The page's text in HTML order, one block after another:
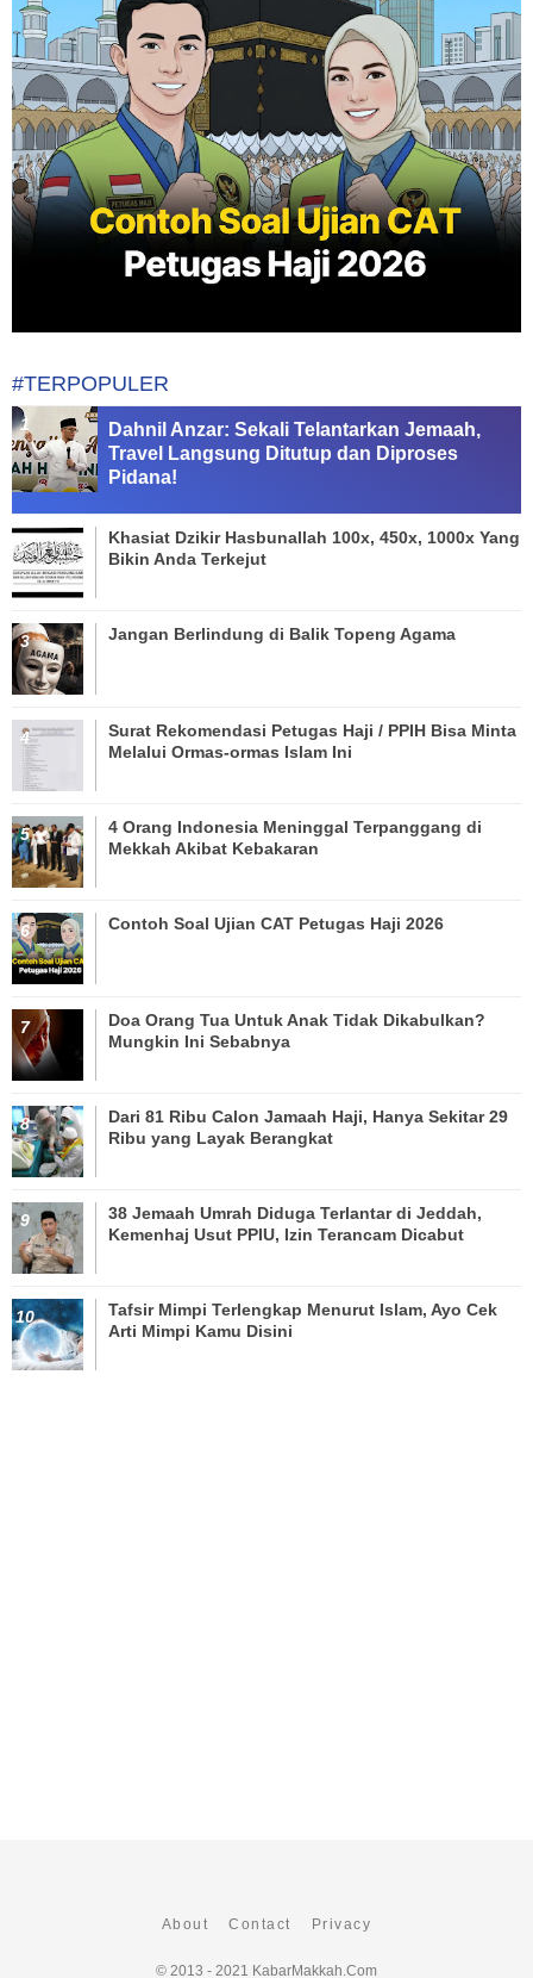
#TERPOPULER
Dahnil Anzar: Sekali Telantarkan Jemaah,
Travel Langsung Ditutup dan Diproses
Pidana!
Khasiat Dzikir Hasbunallah 100x, 450x, 1000x Yang
Bikin Anda Terkejut
Jangan Berlindung di Balik Topeng Agama
Surat Rekomendasi Petugas Haji / PPIH Bisa Minta
Melalui Ormas-ormas Islam Ini
4 Orang Indonesia Meninggal Terpanggang di
Mekkah Akibat Kebakaran
Contoh Soal Ujian CAT Petugas Haji 2026
Doa Orang Tua Untuk Anak Tidak Dikabulkan?
Mungkin Ini Sebabnya
Dari 81 Ribu Calon Jamaah Haji, Hanya Sekitar 29
Ribu yang Layak Berangkat
38 Jemaah Umrah Diduga Terlantar di Jeddah,
Kemenhaj Usut PPIU, Izin Terancam Dicabut
Tafsir Mimpi Terlengkap Menurut Islam, Ayo Cek
Arti Mimpi Kamu Disini
About Contact Privacy
© 2013 - 2021 KabarMakkah.Com